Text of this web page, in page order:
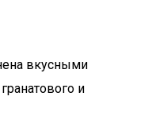
вкусными
и